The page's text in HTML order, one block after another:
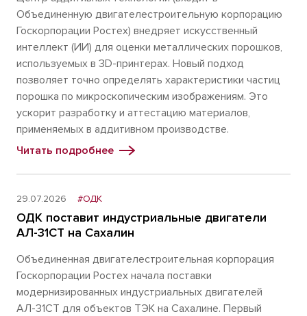
Объединенную двигателестроительную корпорацию
Госкорпорации Ростех) внедряет искусственный
интеллект (ИИ) для оценки металлических порошков,
используемых в 3D-принтерах. Новый подход
позволяет точно определять характеристики частиц
порошка по микроскопическим изображениям. Это
ускорит разработку и аттестацию материалов,
применяемых в аддитивном производстве.
Читать подробнее
29.07.2026 #ОДК
ОДК поставит индустриальные двигатели
АЛ-31СТ на Сахалин
Объединенная двигателестроительная корпорация
Госкорпорации Ростех начала поставки
модернизированных индустриальных двигателей
АЛ-31СТ для объектов ТЭК на Сахалине. Первый